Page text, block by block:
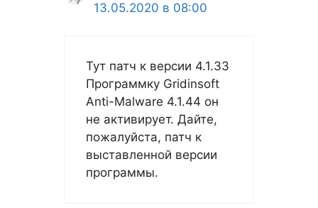
13.05.2020 в 08:00
Тут патч к версии 4.1.33
Программку Gridinsoft
Anti-Malware 4.1.44 он
не активирует. Дайте,
пожалуйста, патч к
выставленной версии
программы.